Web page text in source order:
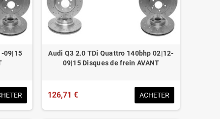
09|15
Audi Q3 2.0 TDi Quattro 140bhp 02|12-
09|15 Disques de frein AVANT
126,71 € ACHETER